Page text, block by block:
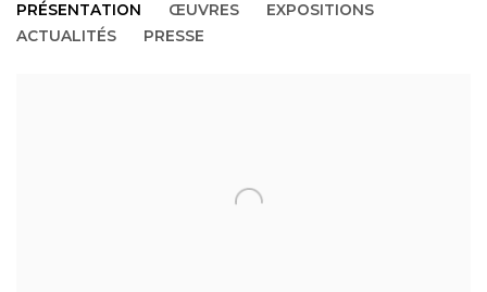
PRÉSENTATION
ŒUVRES
EXPOSITIONS
ACTUALITÉS
PRESSE